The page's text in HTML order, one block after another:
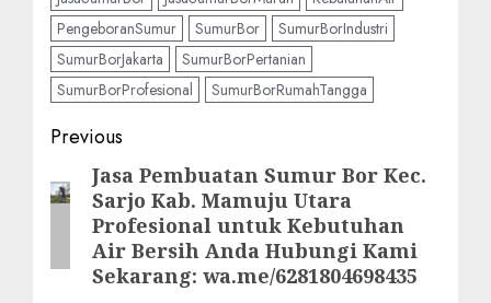
PengeboranSumur
SumurBor
SumurBorIndustri
SumurBorJakarta
SumurBorPertanian
SumurBorProfesional
SumurBorRumahTangga
Post
navigation
Previous
Previous
post:
Jasa Pembuatan Sumur Bor Kec.
Sarjo Kab. Mamuju Utara
Profesional untuk Kebutuhan
Air Bersih Anda Hubungi Kami
Sekarang: wa.me/6281804698435